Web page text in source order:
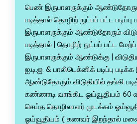
பெண் இருபாளருக்கும் ஆண்டுதோரும்
படித்தால் தொழிற் நுட்பப் பட்ட படிப்பு
இருபாளருக்கும் ஆண்டுதோரும்
படித்தால் | தொழிற் நுட்பப் பட்ட மேற்ப்
இருபாளருக்கும் ஆண்டுக்கு |
ஐ.டி.ஐ. & பாலிடெக்னிக் படிப்பு
ஆண்டுதோரும் விடுதியில் தங்கி
கண்ணாடி வாங்கிட ஓய்வூதியம் 60
செய்த தொழிலாளர் முடக்கம்
ஓய்வூதியம் ( கணவர் இறந்தால்